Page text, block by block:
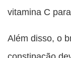
vitamina C
Além disso, o